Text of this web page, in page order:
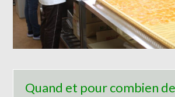
Quand et pour combien